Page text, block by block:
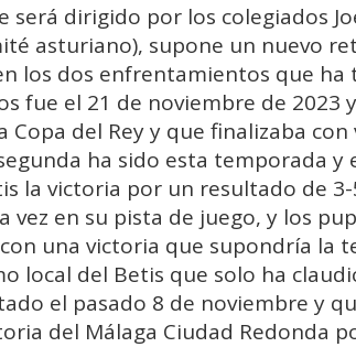
será dirigido por los colegiados
asturiano), supone un nuevo
los dos enfrentamientos que ha
fue el 21 de noviembre de 2023
Copa del Rey y que finalizaba
ha sido esta temporada y
la victoria por un resultado de
vez en su pista de juego, y los
una victoria que supondría la
local del Betis que solo ha
el pasado 8 de noviembre y
del Málaga Ciudad Redonda